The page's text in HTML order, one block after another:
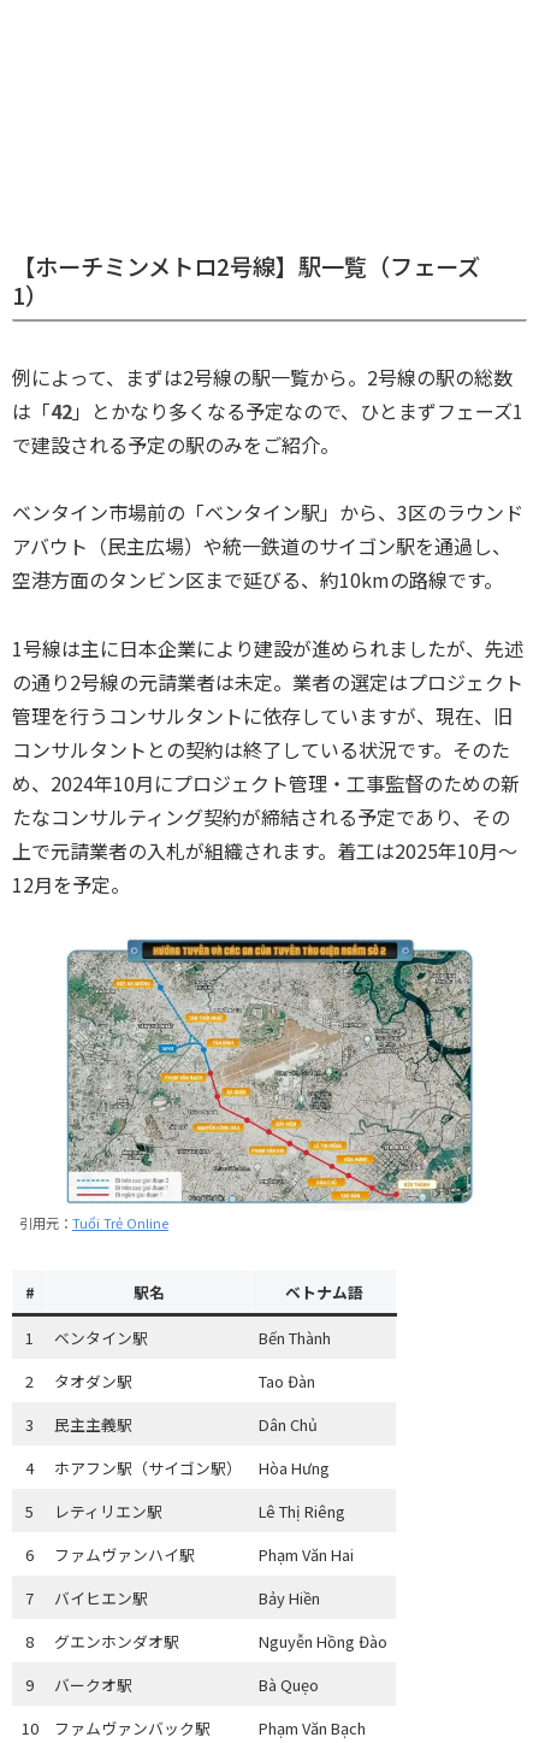
【ホーチミンメトロ2号線】駅一覧（フェーズ
1）
例によって、まずは2号線の駅一覧から。2号線の駅の総数
は「42」とかなり多くなる予定なので、ひとまずフェーズ1
で建設される予定の駅のみをご紹介。
ベンタイン市場前の「ベンタイン駅」から、3区のラウンド
アバウト（民主広場）や統一鉄道のサイゴン駅を通過し、
空港方面のタンビン区まで延びる、約10kmの路線です。
1号線は主に日本企業により建設が進められましたが、先述
の通り2号線の元請業者は未定。業者の選定はプロジェクト
管理を行うコンサルタントに依存していますが、現在、旧
コンサルタントとの契約は終了している状況です。そのた
め、2024年10月にプロジェクト管理・工事監督のための新
たなコンサルティング契約が締結される予定であり、その
上で元請業者の入札が組織されます。着工は2025年10月～
12月を予定。
引用元： Tuổi Trẻ Online
# 駅名
ベトナム語
1
ベンタイン駅
Bến Thành
2
タオダン駅
Tao Đàn
3
民主主義駅
Dân Chủ
4
ホアフン駅（サイゴン駅）
Hòa Hưng
5
レティリエン駅
Lê Thị Riêng
6
ファムヴァンハイ駅
Phạm Văn Hai
7
バイヒエン駅
Bảy Hiền
8
グエンホンダオ駅
Nguyễn Hồng Đào
9
バークオ駅
Bà Quẹo
10
ファムヴァンバック駅 Phạm Văn Bạch